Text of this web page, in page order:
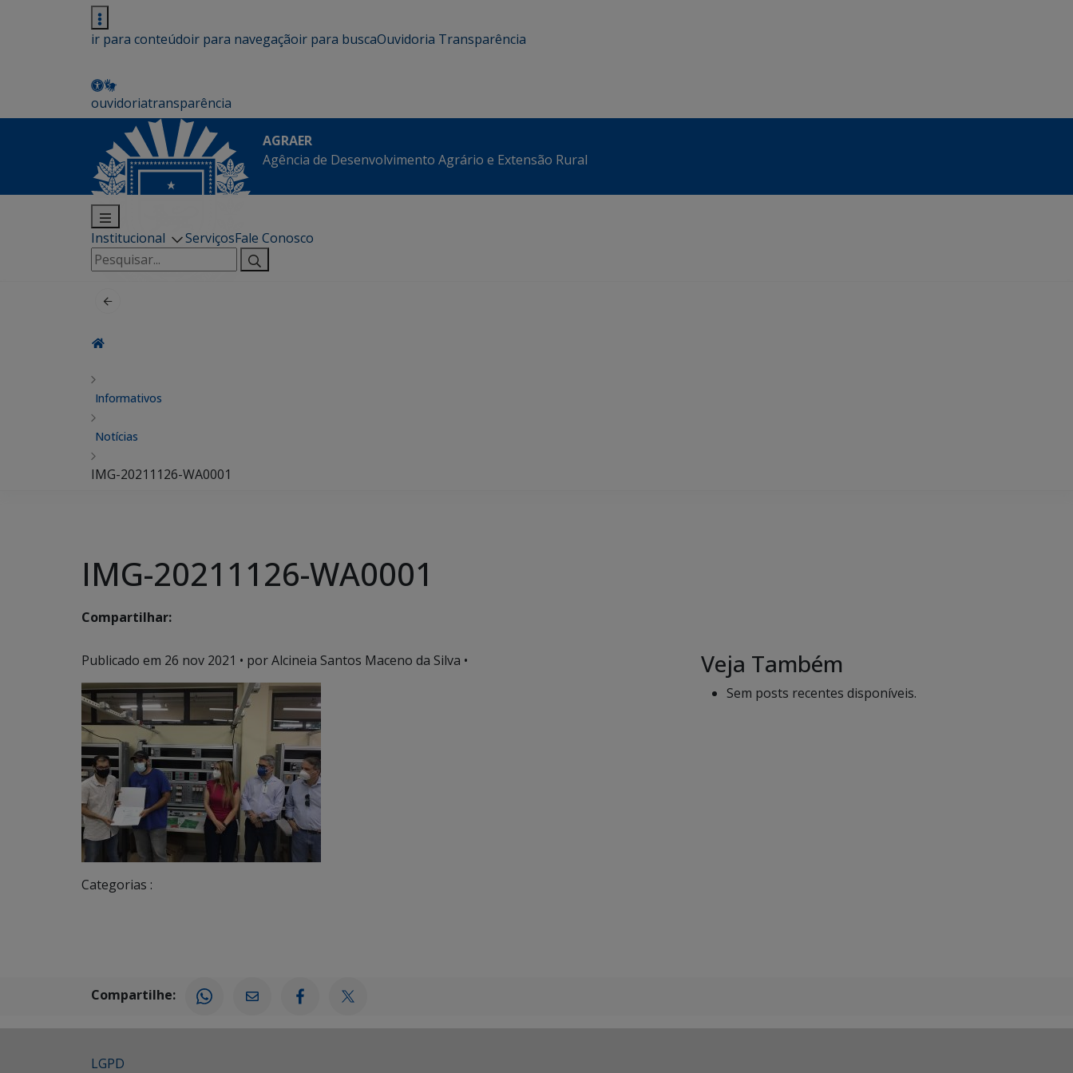
ir para conteúdoir para navegaçãoir para buscaOuvidoria Transparência
ouvidoriatransparência
AGRAER
Agência de Desenvolvimento Agrário e Extensão Rural
Institucional ServiçosFale Conosco
Pesquisar
por:
Informativos
Notícias
IMG-20211126-WA0001
IMG-20211126-WA0001
Compartilhar:
Publicado em 26 nov 2021 • por Alcineia Santos Maceno da Silva •
Categorias :
Veja Também
Sem posts recentes disponíveis.
Compartilhe:
LGPD